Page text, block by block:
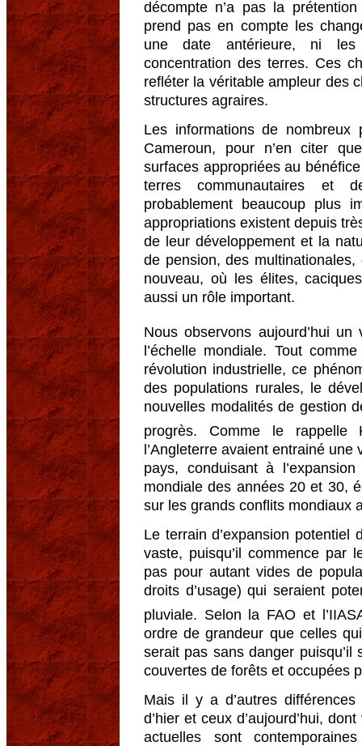
décompte n’a pas la
prend pas en compte les
une date antérieure, ni les
concentration des terres. Ces
refléter la véritable ampleur des
structures agraires.
Les informations de
Cameroun, pour n’en citer
surfaces appropriées au
terres communautaires et
probablement beaucoup plus
appropriations existent depuis
de leur développement et la
de pension, des
nouveau, où les élites,
aussi un rôle important.
Nous observons aujourd’hui un
l’échelle mondiale. Tout
révolution industrielle, ce
des populations rurales, le
nouvelles modalités de gestion
progrès. Comme le rappelle
l’Angleterre avaient entrainé
pays, conduisant à
mondiale des années 20 et 30,
sur les grands conflits mondiaux
Le terrain d’expansion
vaste, puisqu’il commence par
pas pour autant vides de
droits d’usage) qui seraient
pluviale. Selon la FAO et
ordre de grandeur que celles
serait pas sans danger puisqu’il
couvertes de forêts et occupées
Mais il y a d’autres
d’hier et ceux d’aujourd’hui,
actuelles sont